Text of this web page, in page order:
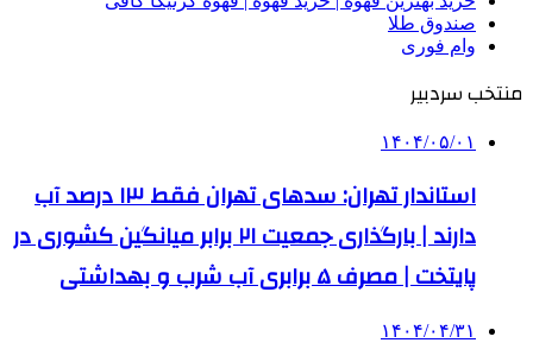
صندوق طلا
وام فوری
منتخب سردبیر
۱۴۰۴/۰۵/۰۱
استاندار تهران: سدهای تهران فقط ۱۳ درصد آب
دارند | بارگذاری جمعیت ۲۱ برابر میانگین کشوری در
پایتخت | مصرف ۵ برابری آب شرب و بهداشتی
۱۴۰۴/۰۴/۳۱